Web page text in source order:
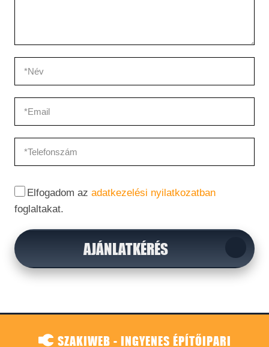
Elfogadom az adatkezelési nyilatkozatban
foglaltakat.
AJÁNLATKÉRÉS
SZAKIWEB - INGYENES ÉPÍTŐIPARI